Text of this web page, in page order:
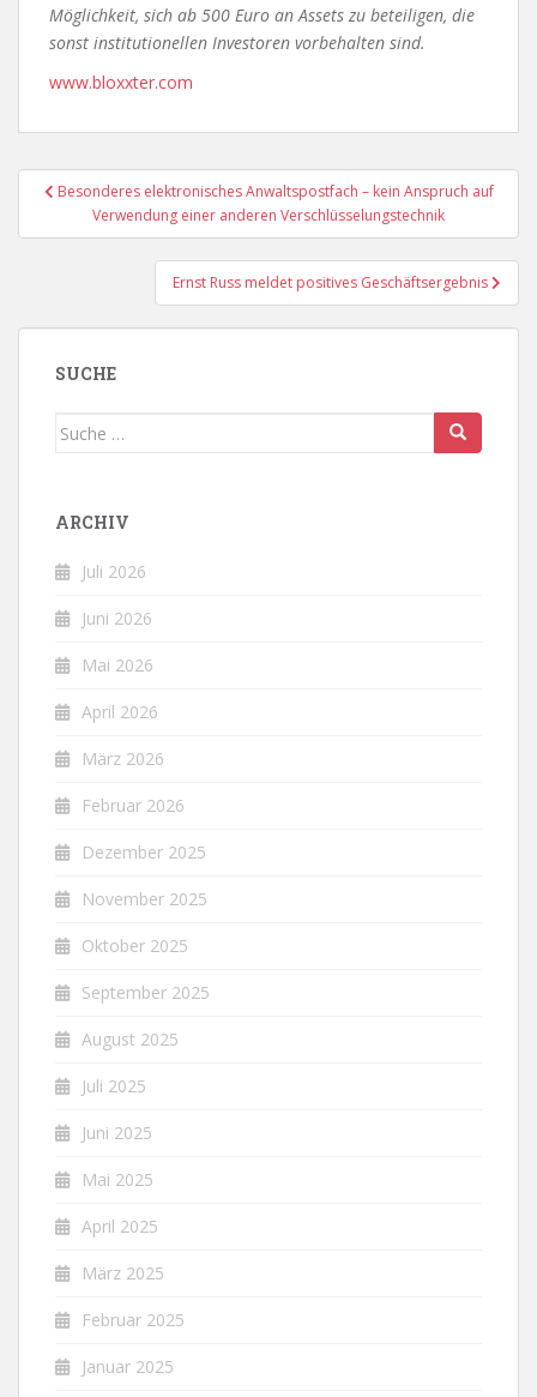
Möglichkeit, sich ab 500 Euro an Assets zu beteiligen, die
sonst institutionellen Investoren vorbehalten sind.
www.bloxxter.com
Beitragsnavigation
Besonderes elektronisches Anwaltspostfach – kein Anspruch auf
Verwendung einer anderen Verschlüsselungstechnik
Ernst Russ meldet positives Geschäftsergebnis
SUCHE
Suche
ARCHIV
Juli 2026
Juni 2026
Mai 2026
April 2026
März 2026
Februar 2026
Dezember 2025
November 2025
Oktober 2025
September 2025
August 2025
Juli 2025
Juni 2025
Mai 2025
April 2025
März 2025
Februar 2025
Januar 2025